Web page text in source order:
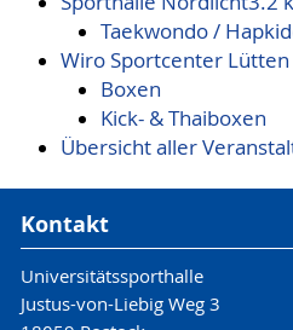
Taekwondo /
Wiro Sportcenter Lütten
Boxen
Kick- & Thaiboxen
Übersicht aller
Kontakt
Universitätssporthalle
Justus-von-Liebig Weg 3